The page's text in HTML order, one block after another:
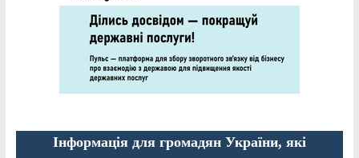
Інформація для громадян України, які